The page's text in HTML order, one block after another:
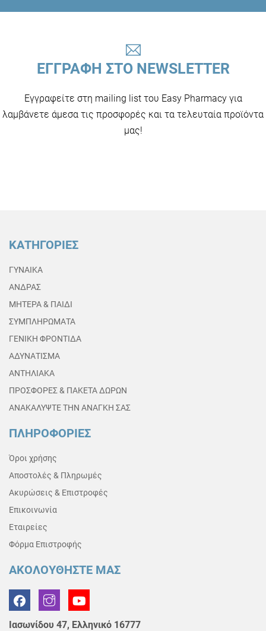
ΕΓΓΡΑΦΗ ΣΤΟ NEWSLETTER
Εγγραφείτε στη mailing list του Easy Pharmacy για
λαμβάνετε άμεσα τις προσφορές και τα τελευταία προϊόντα
μας!
ΚΑΤΗΓΟΡΙΕΣ
ΓΥΝΑΙΚΑ
ΑΝΔΡΑΣ
ΜΗΤΕΡΑ & ΠΑΙΔΙ
ΣΥΜΠΛΗΡΩΜΑΤΑ
ΓΕΝΙΚΗ ΦΡΟΝΤΙΔΑ
ΑΔΥΝΑΤΙΣΜΑ
ΑΝΤΗΛΙΑΚΑ
ΠΡΟΣΦΟΡΕΣ & ΠΑΚΕΤΑ ΔΩΡΩΝ
ΑΝΑΚΑΛΥΨΤΕ ΤΗΝ ΑΝΑΓΚΗ ΣΑΣ
ΠΛΗΡΟΦΟΡΙΕΣ
Όροι χρήσης
Αποστολές & Πληρωμές
Ακυρώσεις & Επιστροφές
Επικοινωνία
Εταιρείες
Φόρμα Επιστροφής
ΑΚΟΛΟΥΘΗΣΤΕ ΜΑΣ
Ιασωνίδου 47, Ελληνικό 16777